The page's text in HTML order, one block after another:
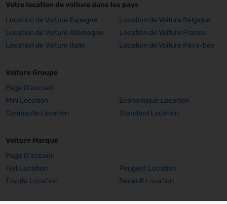
Votre location de voiture dans les pays
Location de Voiture Espagne
Location de Voiture Belgique
Location de Voiture Allemagne
Location de Voiture France
Location de Voiture Italie
Location de Voiture Pays-bas
Voiture Groupe
Page D'accueil
'
Mini Location
Economique Location
Compacte Location
Standard Location
Voiture Marque
Page D'accueil
'
Fiat Location
Peugeot Location
Toyota Location
Renault Location